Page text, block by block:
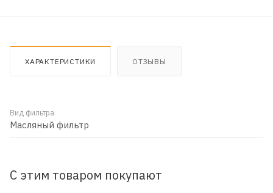
ХАРАКТЕРИСТИКИ ОТЗЫВЫ
Вид фильтра
Масляный фильтр
С этим товаром покупают